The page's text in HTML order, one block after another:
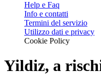
Help e Faq
Info e contatti
Termini del servizio
Utilizzo dati e privacy
Cookie Policy
Yildiz, a